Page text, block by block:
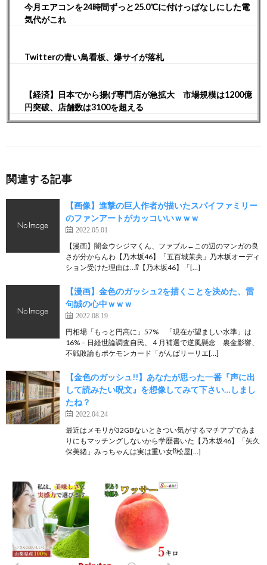
今月エアコンを24時間ずっと25.0℃に付けっぱなしにした電
気代がこれ
Twitterの青い鳥看板、爆サイが落札
【経済】日本でから揚げ専門店が急拡大 市場規模は1200億
円突破、店舗数は3100を超える
関連する記事
【画像】進撃の巨人作者が描いたスパイファミリー
のファンアートがカッコいいｗｗｗ
2022.05.01
【漫画】闇金ウシジマくん、ファブル←この辺のマンガの良
さが分からんわ【乃木坂46】「五百城茉央」乃木坂オーディ
ション受けた理由は…⁉︎【乃木坂46】「[…]
【漫画】金色のガッシュ2を描くことを決めた、雷
句誠の心中ｗｗｗ
2022.08.19
円相場「もっと円高に」57% 「現在が望ましい水準」は
16%－日経世論調査自民、４月補選で逆風懸念 裏金影響、
不戦敗論もポケモンカード「がんばリーリエ[…]
【金色のガッシュ!!】あなたが思った一番『声に出
して読みたい呪文』を想像してみて下さい…しまし
たね？
2022.04.24
最近はメモリが32GBないときつい気がするマチアプであま
りにもマッチングしないから学歴書いた【乃木坂46】「矢久
保美緒」みっちゃんは実は重い女⁉︎松屋[…]